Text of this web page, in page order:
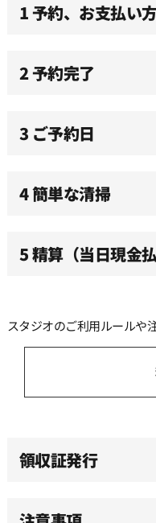
11:00
11:30
12:00
1 予約、お支払い
2 予約完了
3 ご予約日
4 簡単な清掃
5 精算（当日現金
スタジオのご利用ルールや
領収証発行